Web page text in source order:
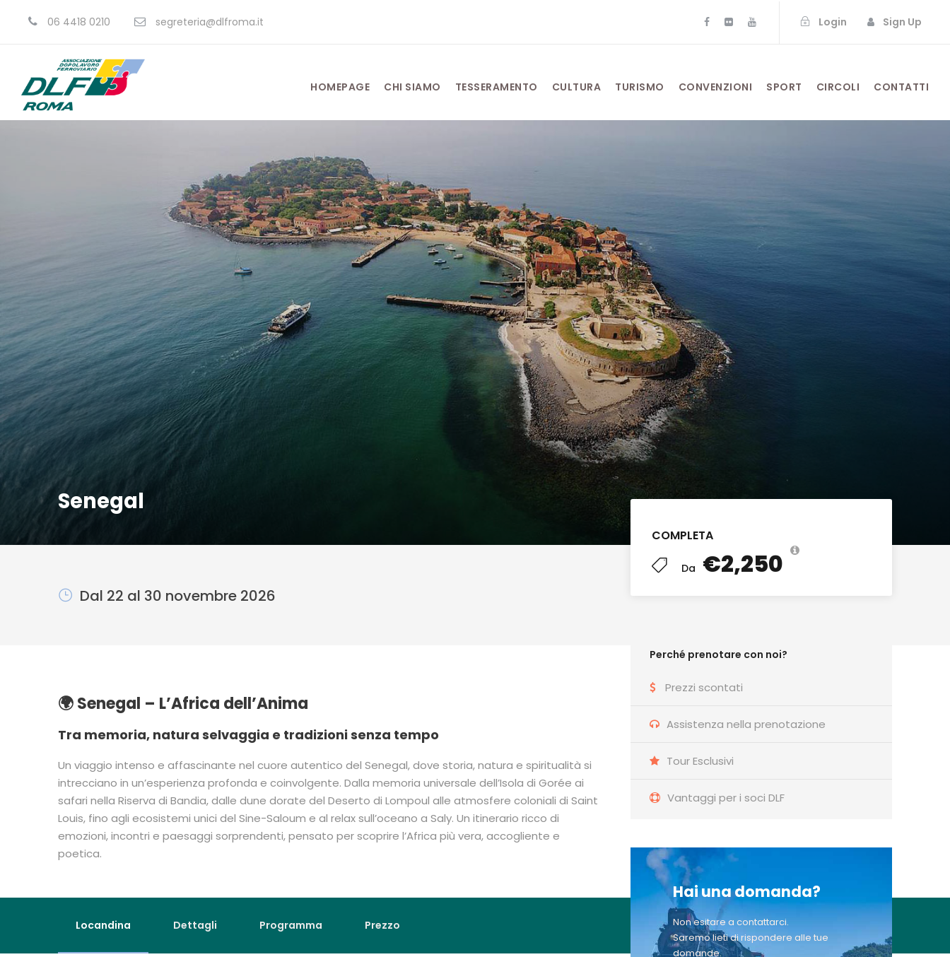
06 4418 0210 segreteria@dlfroma.it Login Sign Up
HOMEPAGE CHI SIAMO TESSERAMENTO CULTURA TURISMO CONVENZIONI SPORT CIRCOLI CONTATTI
Senegal
COMPLETA
Da €2,250
Perché prenotare con noi?
Prezzi scontati
Assistenza nella prenotazione
Tour Esclusivi
Vantaggi per i soci DLF
Hai una domanda?
Non esitare a contattarci.
Saremo lieti di rispondere alle tue
domande.
Dal 22 al 30 novembre 2026
🌍 Senegal – L’Africa dell’Anima
Tra memoria, natura selvaggia e tradizioni senza tempo
Un viaggio intenso e affascinante nel cuore autentico del Senegal, dove storia, natura e spiritualità si
intrecciano in un’esperienza profonda e coinvolgente. Dalla memoria universale dell’Isola di Gorée ai
safari nella Riserva di Bandia, dalle dune dorate del Deserto di Lompoul alle atmosfere coloniali di Saint
Louis, fino agli ecosistemi unici del Sine-Saloum e al relax sull’oceano a Saly. Un itinerario ricco di
emozioni, incontri e paesaggi sorprendenti, pensato per scoprire l’Africa più vera, accogliente e
poetica.
Locandina Dettagli Programma Prezzo